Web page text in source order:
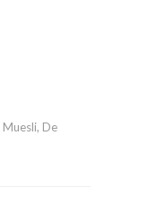
Muesli, De